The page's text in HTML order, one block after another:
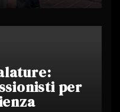
per